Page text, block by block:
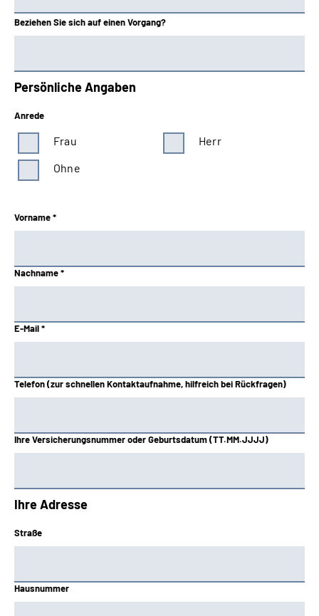
Beziehen Sie sich auf einen Vorgang?
Persönliche Angaben
Anrede
Frau
Herr
Ohne
Vorname *
Nachname *
E-Mail *
Telefon (zur schnellen Kontaktaufnahme, hilfreich bei Rückfragen)
Ihre Versicherungsnummer oder Geburtsdatum (TT.MM.JJJJ)
Ihre Adresse
Straße
Hausnummer